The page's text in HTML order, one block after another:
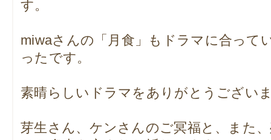
す。
miwaさんの「月食」もドラマに合って
ったです。
素晴らしいドラマをありがとうござい
芽生さん、ケンさんのご冥福と、また